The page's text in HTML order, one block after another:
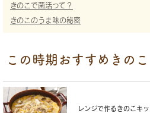
きのこで菌活って？
きのこのうま味の秘密
この時期おすすめきの
レンジで作るきのこキッ